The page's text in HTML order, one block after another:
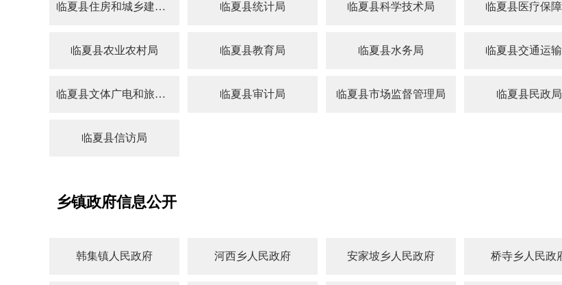
临夏县住房和城乡建设局 临夏县统计局 临夏县科学技术局 临夏县医疗保
临夏县农业农村局 临夏县教育局 临夏县水务局 临夏县交通运
临夏县文体广电和旅游局 临夏县审计局 临夏县市场监督管理局 临夏县民政局
临夏县信访局
乡镇政府信息公开
韩集镇人民政府 河西乡人民政府 安家坡乡人民政府 桥寺乡人民政